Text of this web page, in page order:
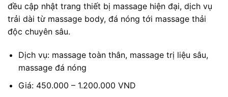
đều cập nhật trang thiết bị massage hiện đại, dịch vụ
trải dài từ massage body, đá nóng tới massage thải
độc chuyên sâu.
Dịch vụ: massage toàn thân, massage trị liệu sâu,
massage đá nóng
Giá: 450.000 – 1.200.000 VND